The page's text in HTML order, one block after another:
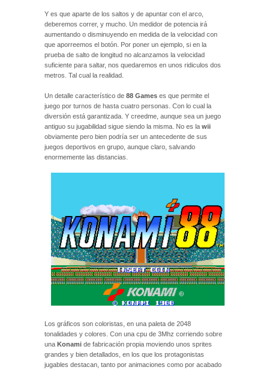
Y es que aparte de los saltos y de apuntar con el arco,
deberemos correr, y mucho. Un medidor de potencia irá
aumentando o disminuyendo en medida de la velocidad con
que aporreemos el botón. Por poner un ejemplo, si en la
prueba de salto de longitud no alcanzamos la velocidad
suficiente para saltar, nos quedaremos en unos ridiculos dos
metros. Tal cual la realidad.
Un detalle característico de 88 Games es que permite el
juego por turnos de hasta cuatro personas. Con lo cual la
diversión está garantizada. Y creedme, aunque sea un juego
antiguo su jugabilidad sigue siendo la misma. No es la wii
obviamente pero bien podría ser un antecedente de sus
juegos deportivos en grupo, aunque claro, salvando
enormemente las distancias.
Los gráficos son coloristas, en una paleta de 2048
tonalidades y colores. Con una cpu de 3Mhz corriendo sobre
una Konami de fabricación propia moviendo unos sprites
grandes y bien detallados, en los que los protagonistas
jugables destacan, tanto por animaciones como por acabado